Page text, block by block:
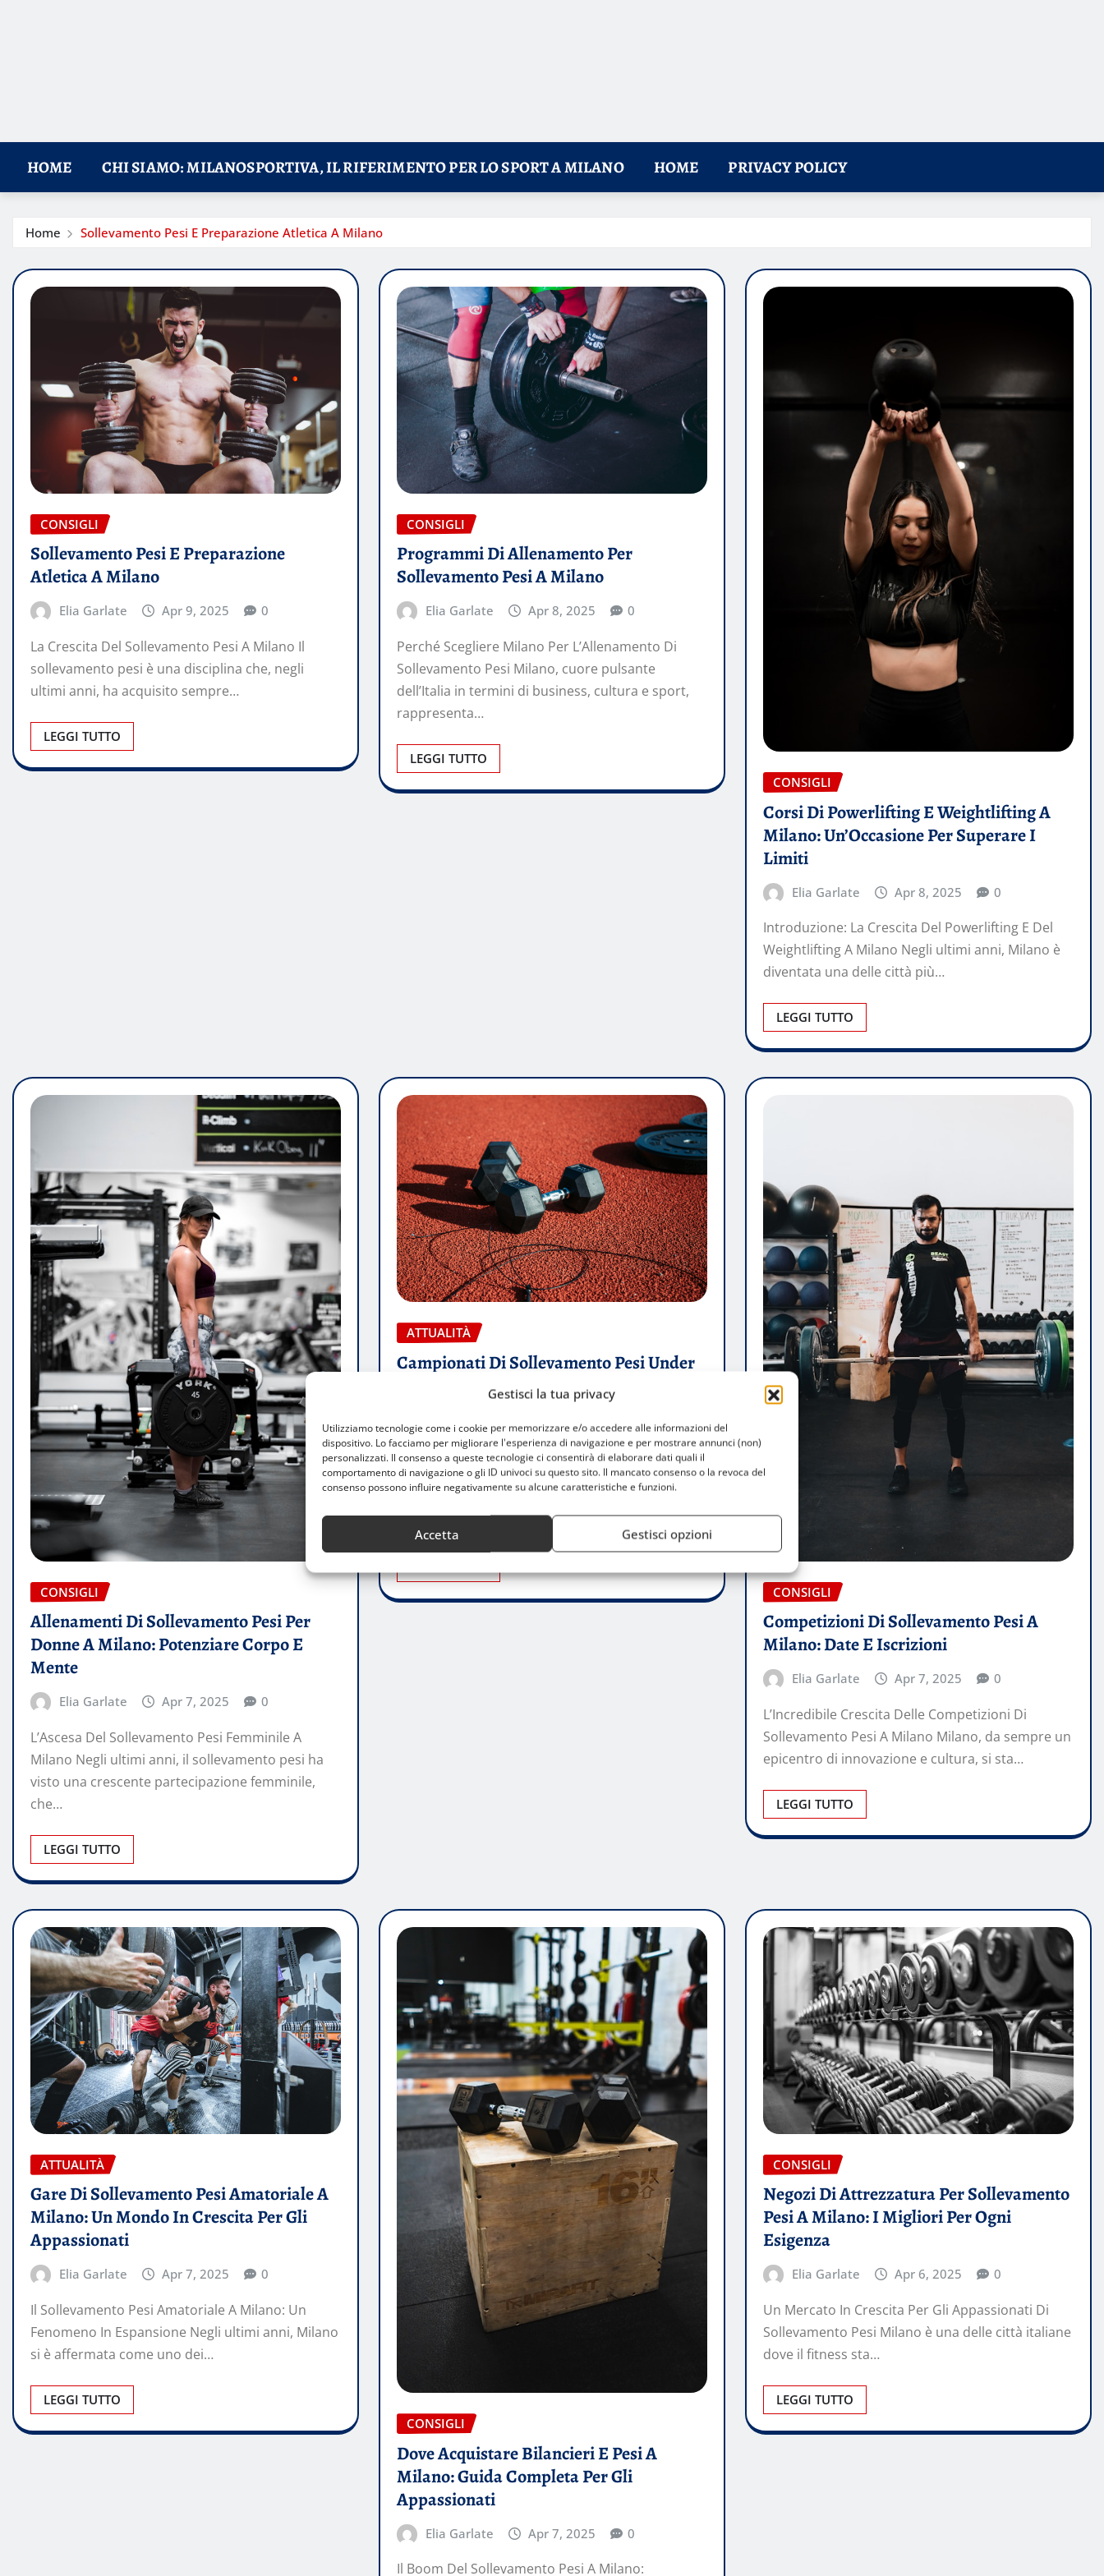
Gestisci la tua privacy
Utilizziamo tecnologie come i cookie per memorizzare e/o accedere alle informazioni del
dispositivo. Lo facciamo per migliorare l'esperienza di navigazione e per mostrare annunci (non)
personalizzati. Il consenso a queste tecnologie ci consentirà di elaborare dati quali il
comportamento di navigazione o gli ID univoci su questo sito. Il mancato consenso o la revoca del
consenso possono influire negativamente su alcune caratteristiche e funzioni.
Accetta Gestisci opzioni
HOME CHI SIAMO: MILANOSPORTIVA, IL RIFERIMENTO PER LO SPORT A MILANO HOME PRIVACY POLICY
Home Sollevamento Pesi E Preparazione Atletica A Milano
CONSIGLI
Sollevamento Pesi E Preparazione
Atletica A Milano
Elia Garlate Apr 9, 2025 0
La Crescita Del Sollevamento Pesi A Milano Il
sollevamento pesi è una disciplina che, negli
ultimi anni, ha acquisito sempre…
LEGGI TUTTO
CONSIGLI
Programmi Di Allenamento Per
Sollevamento Pesi A Milano
Elia Garlate Apr 8, 2025 0
Perché Scegliere Milano Per L’Allenamento Di
Sollevamento Pesi Milano, cuore pulsante
dell’Italia in termini di business, cultura e sport,
rappresenta…
LEGGI TUTTO
CONSIGLI
Corsi Di Powerlifting E Weightlifting A
Milano: Un’Occasione Per Superare I
Limiti
Elia Garlate Apr 8, 2025 0
Introduzione: La Crescita Del Powerlifting E Del
Weightlifting A Milano Negli ultimi anni, Milano è
diventata una delle città più…
LEGGI TUTTO
CONSIGLI
Allenamenti Di Sollevamento Pesi Per
Donne A Milano: Potenziare Corpo E
Mente
Elia Garlate Apr 7, 2025 0
L’Ascesa Del Sollevamento Pesi Femminile A
Milano Negli ultimi anni, il sollevamento pesi ha
visto una crescente partecipazione femminile,
che…
LEGGI TUTTO
ATTUALITÀ
Campionati Di Sollevamento Pesi Under
18 A Milano: Un’opportunità Per I Giovani
Elia Garlate Apr 7, 2025 0
Un Settore In Crescita: Il Sollevamento Pesi
sport che sta guadagnando sempre…
CONSIGLI
Competizioni Di Sollevamento Pesi A
Milano: Date E Iscrizioni
Elia Garlate Apr 7, 2025 0
L’Incredibile Crescita Delle Competizioni Di
Sollevamento Pesi A Milano Milano, da sempre un
epicentro di innovazione e cultura, si sta…
LEGGI TUTTO
ATTUALITÀ
Gare Di Sollevamento Pesi Amatoriale A
Milano: Un Mondo In Crescita Per Gli
Appassionati
Elia Garlate Apr 7, 2025 0
Il Sollevamento Pesi Amatoriale A Milano: Un
Fenomeno In Espansione Negli ultimi anni, Milano
si è affermata come uno dei…
LEGGI TUTTO
CONSIGLI
Dove Acquistare Bilancieri E Pesi A
Milano: Guida Completa Per Gli
Appassionati
Elia Garlate Apr 7, 2025 0
Il Boom Del Sollevamento Pesi A Milano:
CONSIGLI
Negozi Di Attrezzatura Per Sollevamento
Pesi A Milano: I Migliori Per Ogni
Esigenza
Elia Garlate Apr 6, 2025 0
Un Mercato In Crescita Per Gli Appassionati Di
Sollevamento Pesi Milano è una delle città italiane
dove il fitness sta…
LEGGI TUTTO